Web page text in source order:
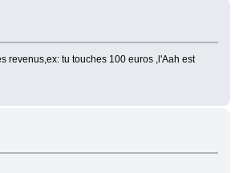
revenus,ex: tu touches 100 euros ,l'Aah est